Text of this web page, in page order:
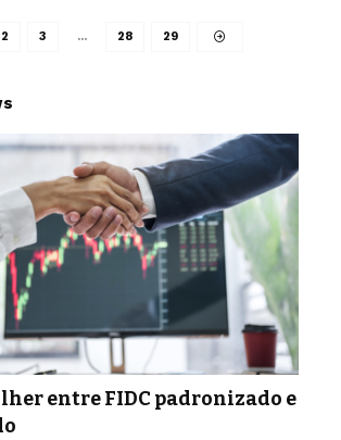
2 3 … 28 29
entre FIDC padronizado e